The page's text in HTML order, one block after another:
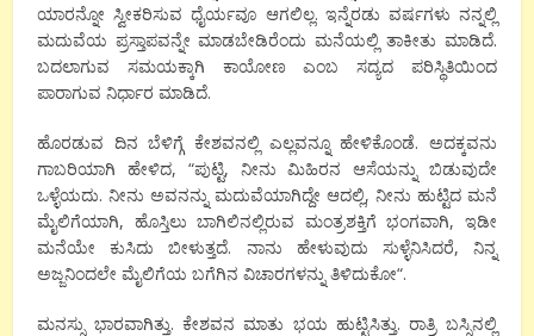
ಯಾರನ್ನೋ ಸ್ವೀಕರಿಸುವ ಧೈರ್ಯವೂ ಆಗಲಿಲ್ಲ.ಇನ್ನೆರಡು ವರ್ಷಗಳು ನನ್ನಲ್ಲಿ
ಮದುವೆಯ ಪ್ರಸ್ತಾಪವನ್ನೇ ಮಾಡಬೇಡಿರೆಂದು ಮನೆಯಲ್ಲಿ ತಾಕೀತು ಮಾಡಿದೆ.
ಬದಲಾಗುವ
ಸಮಯಕ್ಕಾಗಿ ಕಾಯೋಣ ಎಂಬ ಸದ್ಯದ
ಪರಿಸ್ಥಿತಿಯಿಂದ
ಪಾರಾಗುವ ನಿರ್ಧಾರ ಮಾಡಿದೆ.
ಹೊರಡುವ ದಿನ ಬೆಳಿಗ್ಗೆ ಕೇಶವನಲ್ಲಿ ಎಲ್ಲವನ್ನೂ ಹೇಳಿಕೊಂಡೆ. ಅದಕ್ಕವನು
ಗಾಬರಿಯಾಗಿ ಹೇಳಿದ, “ಪುಟ್ಟಿ, ನೀನು ಮಿಹಿರನ ಆಸೆಯನ್ನು ಬಿಡುವುದೇ
ಒಳ್ಳೆಯದು.ನೀನು ಅವನನ್ನು ಮದುವೆಯಾಗಿದ್ದೇ ಆದಲ್ಲಿ, ನೀನು ಹುಟ್ಟಿದ ಮನೆ
ಮೈಲಿಗೆಯಾಗಿ, ಹೊಸ್ತಿಲು ಬಾಗಿಲಿನಲ್ಲಿರುವ ಮಂತ್ರಶಕ್ತಿಗೆ ಭಂಗವಾಗಿ, ಇಡೀ
ಮನೆಯೇ
ಕುಸಿದು ಬೀಳುತ್ತದೆ. ನಾನು ಹೇಳುವುದು ಸುಳ್ಳೆನಿಸಿದರೆ, ನಿನ್ನ
ಅಜ್ಜನಿಂದಲೇ ಮೈಲಿಗೆಯ ಬಗೆಗಿನ ವಿಚಾರಗಳನ್ನು ತಿಳಿದುಕೋ“.
ಮನಸ್ಸು ಭಾರವಾಗಿತ್ತು. ಕೇಶವನ ಮಾತು ಭಯ ಹುಟ್ಟಿಸಿತ್ತು.ರಾತ್ರಿ ಬಸ್ಸಿನಲ್ಲಿ